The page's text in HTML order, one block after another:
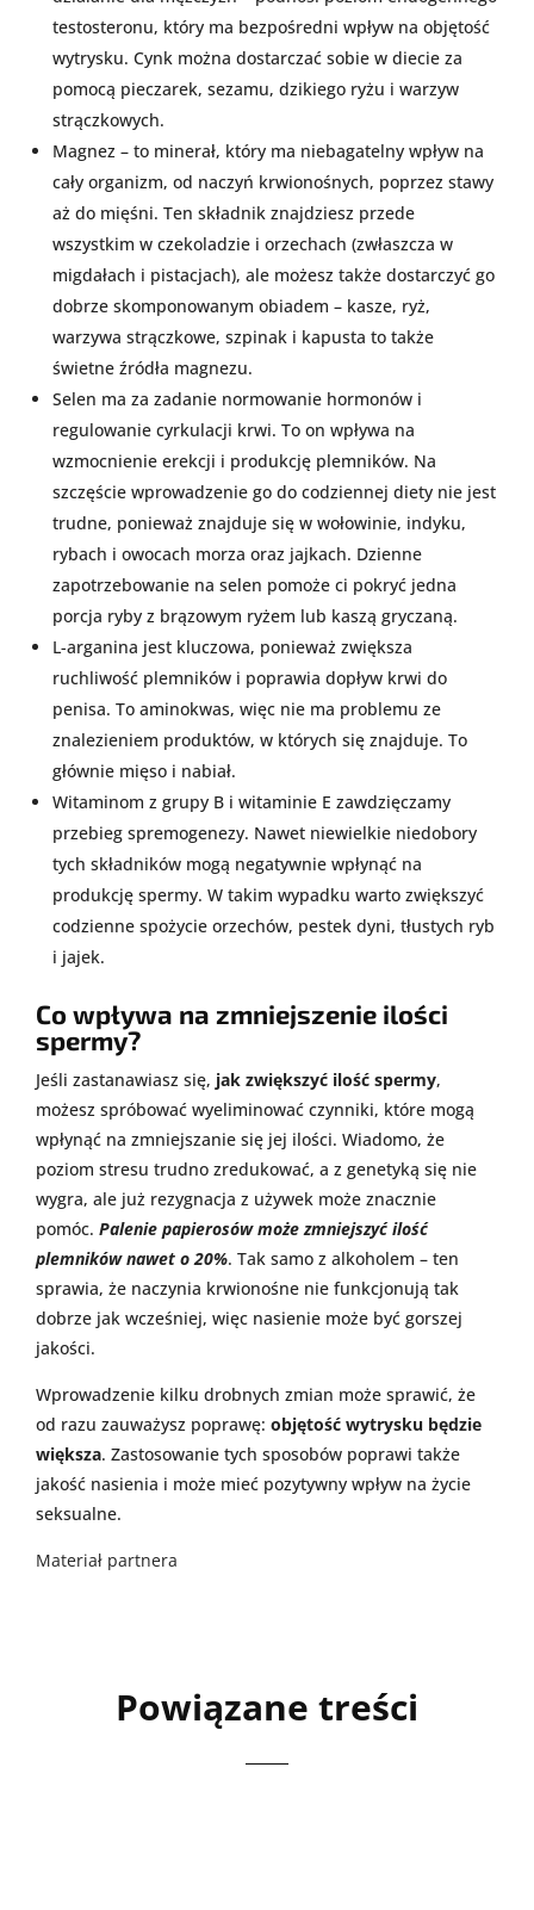
testosteronu, który ma bezpośredni wpływ na objętość
wytrysku. Cynk można dostarczać sobie w diecie za
pomocą pieczarek, sezamu, dzikiego ryżu i warzyw
strączkowych.
Magnez – to minerał, który ma niebagatelny wpływ na
cały organizm, od naczyń krwionośnych, poprzez stawy
aż do mięśni. Ten składnik znajdziesz przede
wszystkim w czekoladzie i orzechach (zwłaszcza w
migdałach i pistacjach), ale możesz także dostarczyć go
dobrze skomponowanym obiadem – kasze, ryż,
warzywa strączkowe, szpinak i kapusta to także
świetne źródła magnezu.
Selen ma za zadanie normowanie hormonów i
regulowanie cyrkulacji krwi. To on wpływa na
wzmocnienie erekcji i produkcję plemników. Na
szczęście wprowadzenie go do codziennej diety nie jest
trudne, ponieważ znajduje się w wołowinie, indyku,
rybach i owocach morza oraz jajkach. Dzienne
zapotrzebowanie na selen pomoże ci pokryć jedna
porcja ryby z brązowym ryżem lub kaszą gryczaną.
L-arganina jest kluczowa, ponieważ zwiększa
ruchliwość plemników i poprawia dopływ krwi do
penisa. To aminokwas, więc nie ma problemu ze
znalezieniem produktów, w których się znajduje. To
głównie mięso i nabiał.
Witaminom z grupy B i witaminie E zawdzięczamy
przebieg spremogenezy. Nawet niewielkie niedobory
tych składników mogą negatywnie wpłynąć na
produkcję spermy. W takim wypadku warto zwiększyć
codzienne spożycie orzechów, pestek dyni, tłustych ryb
i jajek.
Co wpływa na zmniejszenie ilości
spermy?
Jeśli zastanawiasz się, jak zwiększyć ilość spermy,
możesz spróbować wyeliminować czynniki, które mogą
wpłynąć na zmniejszanie się jej ilości. Wiadomo, że
poziom stresu trudno zredukować, a z genetyką się nie
wygra, ale już rezygnacja z używek może znacznie
pomóc. Palenie papierosów może zmniejszyć ilość
plemników nawet o 20%. Tak samo z alkoholem – ten
sprawia, że naczynia krwionośne nie funkcjonują tak
dobrze jak wcześniej, więc nasienie może być gorszej
jakości.
Wprowadzenie kilku drobnych zmian może sprawić, że
od razu zauważysz poprawę: objętość wytrysku będzie
większa. Zastosowanie tych sposobów poprawi także
jakość nasienia i może mieć pozytywny wpływ na życie
seksualne.
Materiał partnera
Powiązane treści